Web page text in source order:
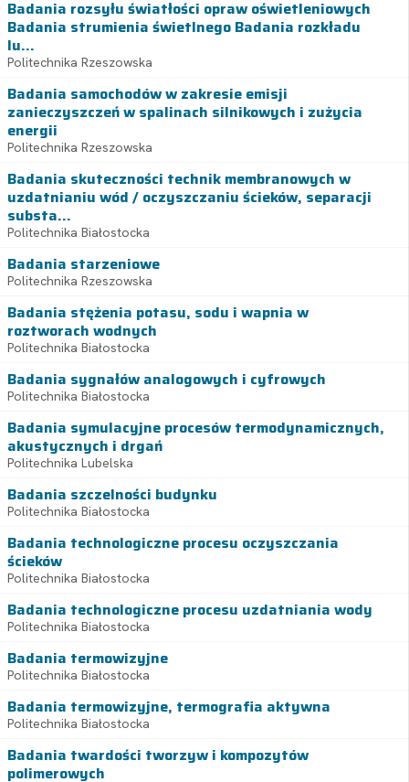
Badania rozsyłu światłości opraw oświetleniowych
Badania strumienia świetlnego Badania rozkładu
lu...
Politechnika Rzeszowska
Badania samochodów w zakresie emisji
zanieczyszczeń w spalinach silnikowych i zużycia
energii
Politechnika Rzeszowska
Badania skuteczności technik membranowych w
uzdatnianiu wód / oczyszczaniu ścieków, separacji
substa...
Politechnika Białostocka
Badania starzeniowe
Politechnika Rzeszowska
Badania stężenia potasu, sodu i wapnia w
roztworach wodnych
Politechnika Białostocka
Badania sygnałów analogowych i cyfrowych
Politechnika Białostocka
Badania symulacyjne procesów termodynamicznych,
akustycznych i drgań
Politechnika Lubelska
Badania szczelności budynku
Politechnika Białostocka
Badania technologiczne procesu oczyszczania
ścieków
Politechnika Białostocka
Badania technologiczne procesu uzdatniania wody
Politechnika Białostocka
Badania termowizyjne
Politechnika Białostocka
Badania termowizyjne, termografia aktywna
Politechnika Białostocka
Badania twardości tworzyw i kompozytów
polimerowych